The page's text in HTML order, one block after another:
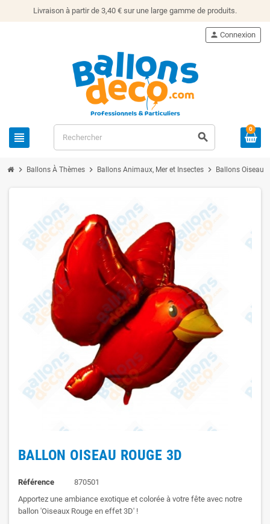
Livraison à partir de 3,40 € sur une large gamme de produits.
view_headline search
person Connexion
0
chevron_right Ballons À Thèmes chevron_right Ballons Animaux, Mer et Insectes chevron_right Ballons Oiseaux
BALLON OISEAU ROUGE 3D
Référence
870501
Apportez une ambiance exotique et colorée à votre fête avec notre
ballon 'Oiseaux Rouge en effet 3D' !